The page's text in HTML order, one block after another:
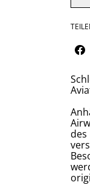
des